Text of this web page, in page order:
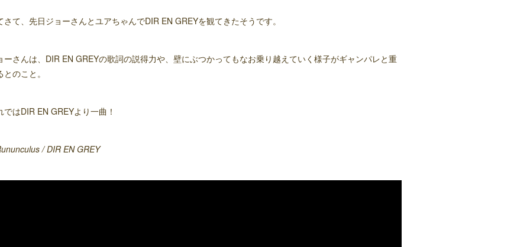
さて、先日ジョーさんとユアちゃんでDIR EN GREYを観てきたそうです。
ーさんは、DIR EN GREYの歌詞の説得力や、壁にぶつかってもなお乗り越えていく様子がギャンパレと重
とのこと。
ではDIR EN GREYより一曲！
/ DIR EN GREY